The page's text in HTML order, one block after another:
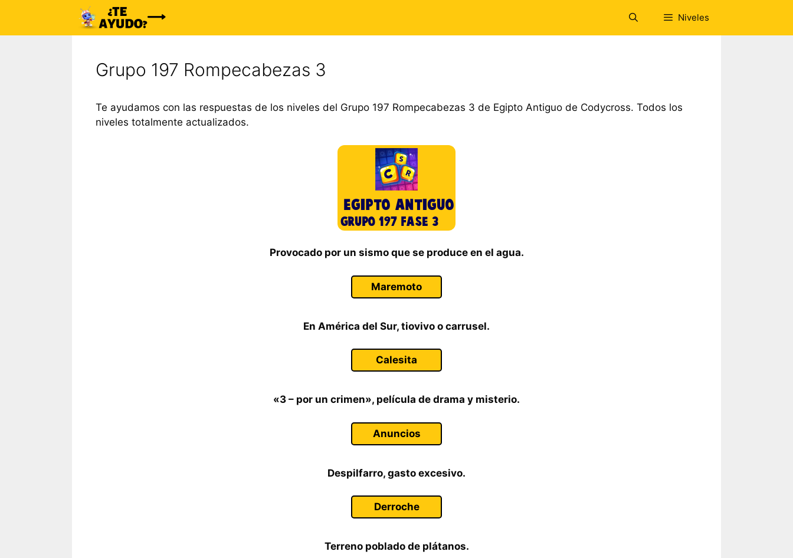
contenido
Niveles
Grupo 197 Rompecabezas 3
Te ayudamos con las respuestas de los niveles del Grupo 197 Rompecabezas 3 de Egipto Antiguo de Codycross. Todos los
niveles totalmente actualizados.
Provocado por un sismo que se produce en el agua.
Maremoto
En América del Sur, tiovivo o carrusel.
Calesita
«3 – por un crimen», película de drama y misterio.
Anuncios
Despilfarro, gasto excesivo.
Derroche
Terreno poblado de plátanos.